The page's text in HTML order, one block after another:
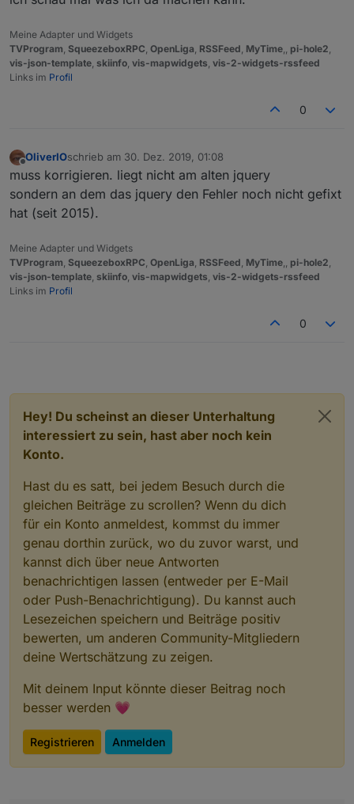
Meine Adapter und Widgets
TVProgram, SqueezeboxRPC, OpenLiga, RSSFeed, MyTime,, pi-hole2,
vis-json-template, skiinfo, vis-mapwidgets, vis-2-widgets-rssfeed
Links im Profil
0
Offline
OliverIOschrieb am 30. Dez. 2019, 01:08
zuletzt editiert von
muss korrigieren. liegt nicht am alten jquery
sondern an dem das jquery den Fehler noch nicht gefixt
hat (seit 2015).
Meine Adapter und Widgets
TVProgram SqueezeboxRPC OpenLiga RSSFeed MyTime pi-hole2
vis-json-template skiinfo vis-mapwidgets vis-2-widgets-rssfeed
Links im Profil
0
Hey! Du scheinst an dieser Unterhaltung
interessiert zu sein, hast aber noch kein
Konto.
Hast du es satt, bei jedem Besuch durch die
gleichen Beiträge zu scrollen? Wenn du dich
für ein Konto anmeldest, kommst du immer
genau dorthin zurück, wo du zuvor warst, und
kannst dich über neue Antworten
benachrichtigen lassen (entweder per E-Mail
oder Push-Benachrichtigung). Du kannst auch
Lesezeichen speichern und Beiträge positiv
bewerten, um anderen Community-Mitgliedern
deine Wertschätzung zu zeigen.
Mit deinem Input könnte dieser Beitrag noch
besser werden 💗
Registrieren Anmelden